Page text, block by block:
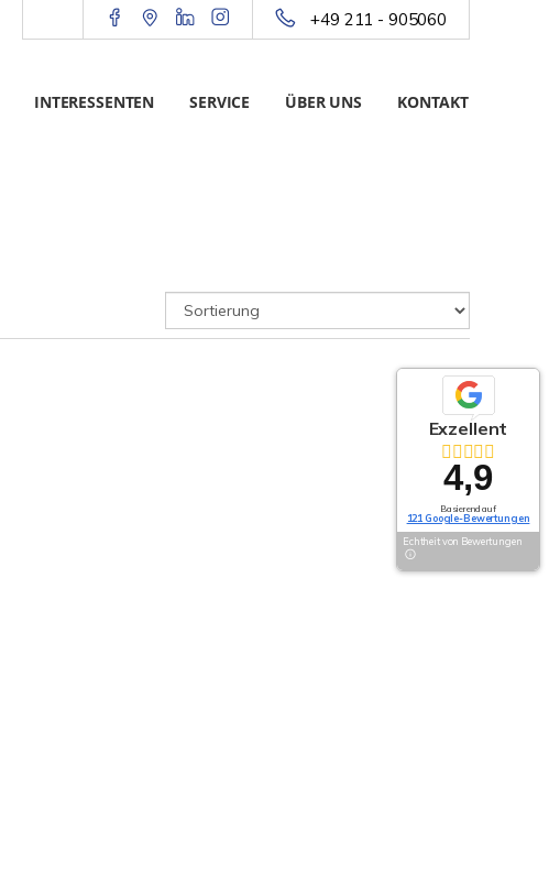
+49 211 - 905060
INTERESSENTEN SERVICE ÜBER UNS KONTAKT
Exzellent
4,9
Basierend auf
121 Google-Bewertungen
Echtheit von Bewertungen